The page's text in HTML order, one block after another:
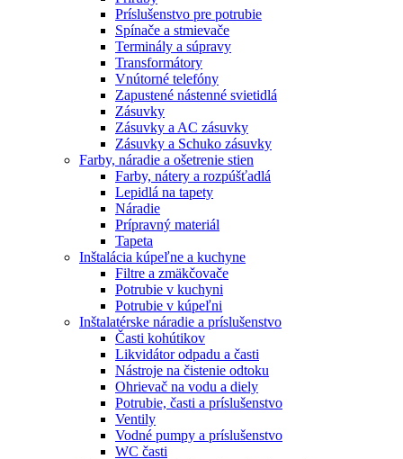
Príslušenstvo pre potrubie
Spínače a stmievače
Terminály a súpravy
Transformátory
Vnútorné telefóny
Zapustené nástenné svietidlá
Zásuvky
Zásuvky a AC zásuvky
Zásuvky a Schuko zásuvky
Farby, náradie a ošetrenie stien
Farby, nátery a rozpúšťadlá
Lepidlá na tapety
Náradie
Prípravný materiál
Tapeta
Inštalácia kúpeľne a kuchyne
Filtre a zmäkčovače
Potrubie v kuchyni
Potrubie v kúpeľni
Inštalatérske náradie a príslušenstvo
Časti kohútikov
Likvidátor odpadu a časti
Nástroje na čistenie odtoku
Ohrievač na vodu a diely
Potrubie, časti a príslušenstvo
Ventily
Vodné pumpy a príslušenstvo
WC časti